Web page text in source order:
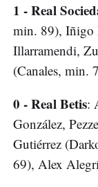
1 - Real
min. 89), Iñigo
Illarramendi,
(Canales, min.
0 - Real Betis:
González,
Gutiérrez
69), Alex